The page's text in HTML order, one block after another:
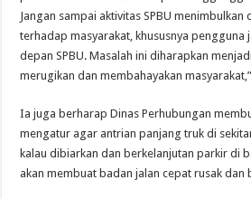
Jangan sampai aktivitas SPBU
terhadap masyarakat, khususnya pengguna
depan SPBU. Masalah ini dihara­pkan
merugikan dan membahayakan
Ia juga berharap Dinas Perhubu­ngan
mengatur agar antrian panjang truk di
kalau dibiarkan dan berkelanjutan parkir di
akan membuat badan jalan cepat rusak dan